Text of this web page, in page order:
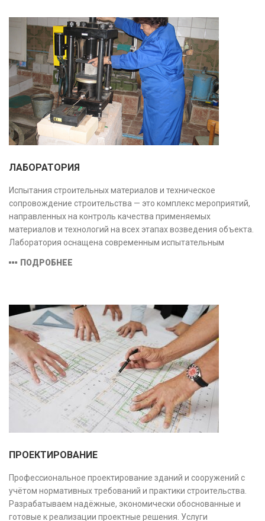
ЛАБОРАТОРИЯ
Испытания строительных материалов и техническое
сопровождение строительства — это комплекс мероприятий,
направленных на контроль качества применяемых
материалов и технологий на всех этапах возведения объекта.
Лаборатория оснащена современным испытательным
соответствующими заявленной области аккредитации.
ПОДРОБНЕЕ
ПРОЕКТИРОВАНИЕ
Профессиональное проектирование зданий и сооружений с
учётом нормативных требований и практики строительства.
Разрабатываем надёжные, экономически обоснованные и
готовые к реализации проектные решения. Услуги